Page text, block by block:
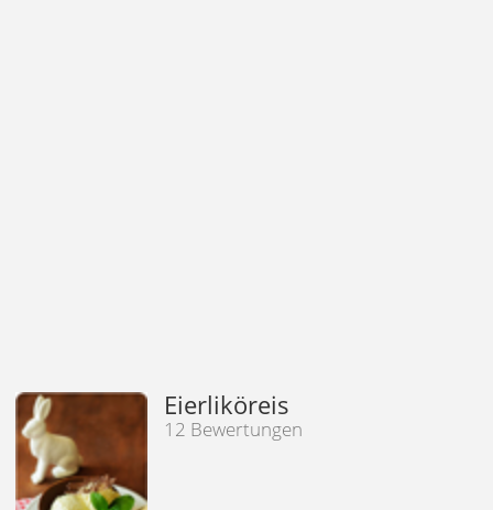
Eierliköreis
12 Bewertungen